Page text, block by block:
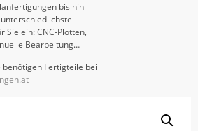
bis hin
Sie ein: CNC-Plotten,
Bearbeitung…
benötigen Fertigteile bei